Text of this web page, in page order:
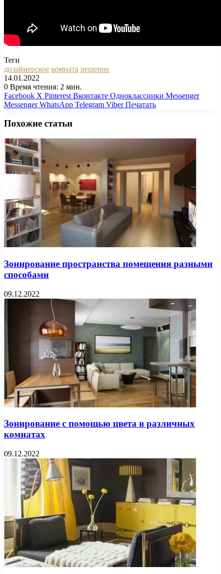
Теги
дизайнерское комната решение
14.01.2022
0 Время чтения: 2 мин.
Facebook X Pinterest Вконтакте Одноклассники Messenger
Messenger WhatsApp Telegram Viber Печатать
Похожие статьи
Зонирование пространства помещения разными
способами
09.12.2022
Зонирование с помощью цвета в различных
комнатах
09.12.2022